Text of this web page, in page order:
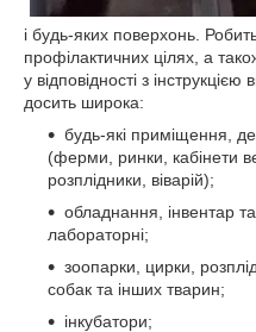
і будь-яких поверхонь.
профілактичних цілях, а
у відповідності з
досить широка:
будь-які приміщення,
(ферми, ринки, кабінети
розплідники, віварій);
обладнання, інвентар
лабораторні;
зоопарки, цирки,
собак та інших тварин;
інкубатори;